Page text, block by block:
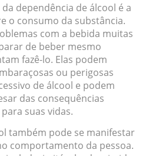
dependência de álcool é a
o consumo da substância.
com a bebida muitas
de beber mesmo
fazê-lo. Elas podem
ou perigosas
de álcool e podem
das consequências
suas vidas.
também pode se manifestar
comportamento da pessoa.